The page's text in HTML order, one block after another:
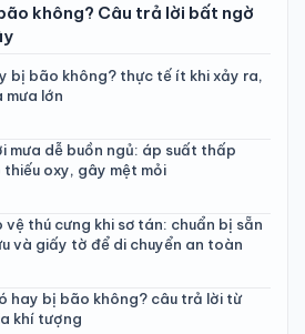
không? Câu trả lời bất ngờ
bị bão không? thực tế ít khi xảy ra,
mưa lớn
mưa dễ buồn ngủ: áp suất thấp
thiếu oxy, gây mệt mỏi
vệ thú cưng khi sơ tán: chuẩn bị sẵn
và giấy tờ để di chuyển an toàn
hay bị bão không? câu trả lời từ
khí tượng